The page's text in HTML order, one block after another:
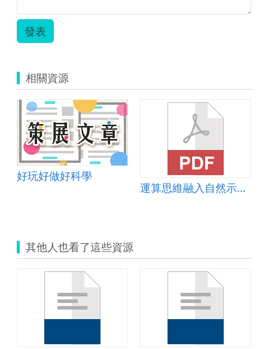
發表
相關資源
好玩好做好科學
運算思維融入自然示範教案-七彩霓虹燈
其他人也看了這些資源